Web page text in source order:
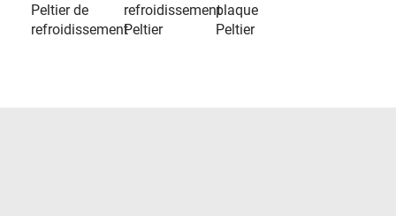
Peltier de
refroidissement
refroidissement
Peltier
plaque
Peltier